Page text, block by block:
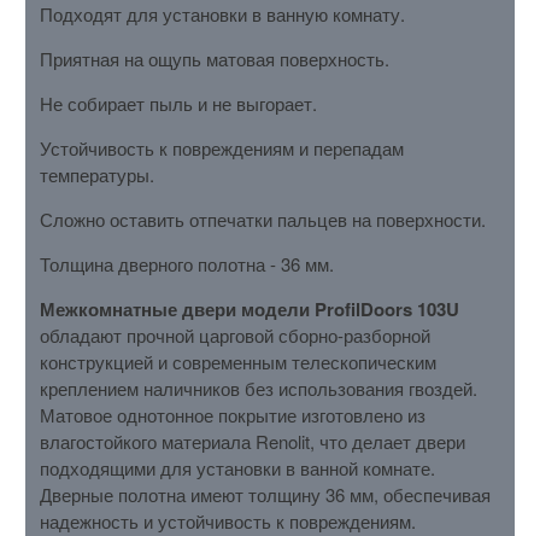
Подходят для установки в ванную комнату.
Приятная на ощупь матовая поверхность.
Не собирает пыль и не выгорает.
Устойчивость к повреждениям и перепадам
температуры.
Сложно оставить отпечатки пальцев на поверхности.
Толщина дверного полотна - 36 мм.
Межкомнатные двери модели ProfilDoors 103U
обладают прочной царговой сборно-разборной
конструкцией и современным телескопическим
креплением наличников без использования гвоздей.
Матовое однотонное покрытие изготовлено из
влагостойкого материала Renolit, что делает двери
подходящими для установки в ванной комнате.
Дверные полотна имеют толщину 36 мм, обеспечивая
надежность и устойчивость к повреждениям.